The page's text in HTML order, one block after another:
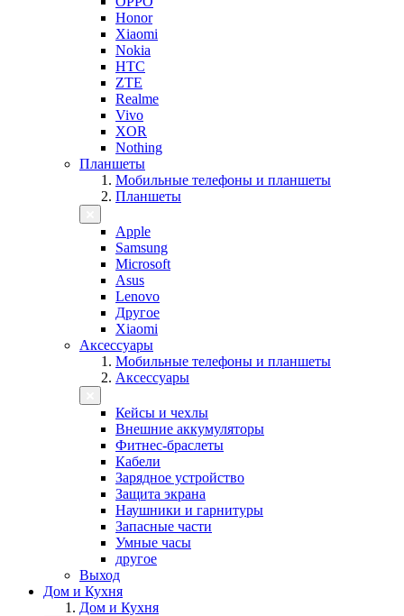
Honor
Xiaomi
Nokia
HTC
ZTE
Realme
Vivo
XOR
Nothing
Планшеты
Мобильные телефоны и планшеты
Планшеты
Apple
Samsung
Microsoft
Asus
Lenovo
Другое
Xiaomi
Аксессуары
Мобильные телефоны и планшеты
Аксессуары
Кейсы и чехлы
Внешние аккумуляторы
Фитнес-браслеты
Кабели
Зарядное устройство
Защита экрана
Наушники и гарнитуры
Запасные части
Умные часы
другое
Выход
Дом и Кухня
Дом и Кухня